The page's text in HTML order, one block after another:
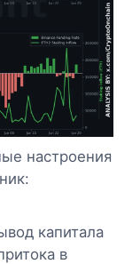
настроения
капитала
в